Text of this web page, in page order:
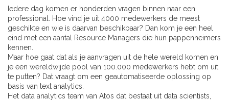
Iedere dag komen er honderden vragen binnen naar een
professional. Hoe vind je uit 4000 medewerkers de meest
geschikte en wie is daarvan beschikbaar? Dan kom je een heel
eind met een aantal Resource Managers die hun pappenheimers
kennen.
Maar hoe gaat dat als je aanvragen uit de hele wereld komen en
je een wereldwijde pool van 100.000 medewerkers hebt om uit
te putten? Dat vraagt om een geautomatiseerde oplossing op
basis van text analytics.
Het data analytics team van Atos dat bestaat uit data scientists,